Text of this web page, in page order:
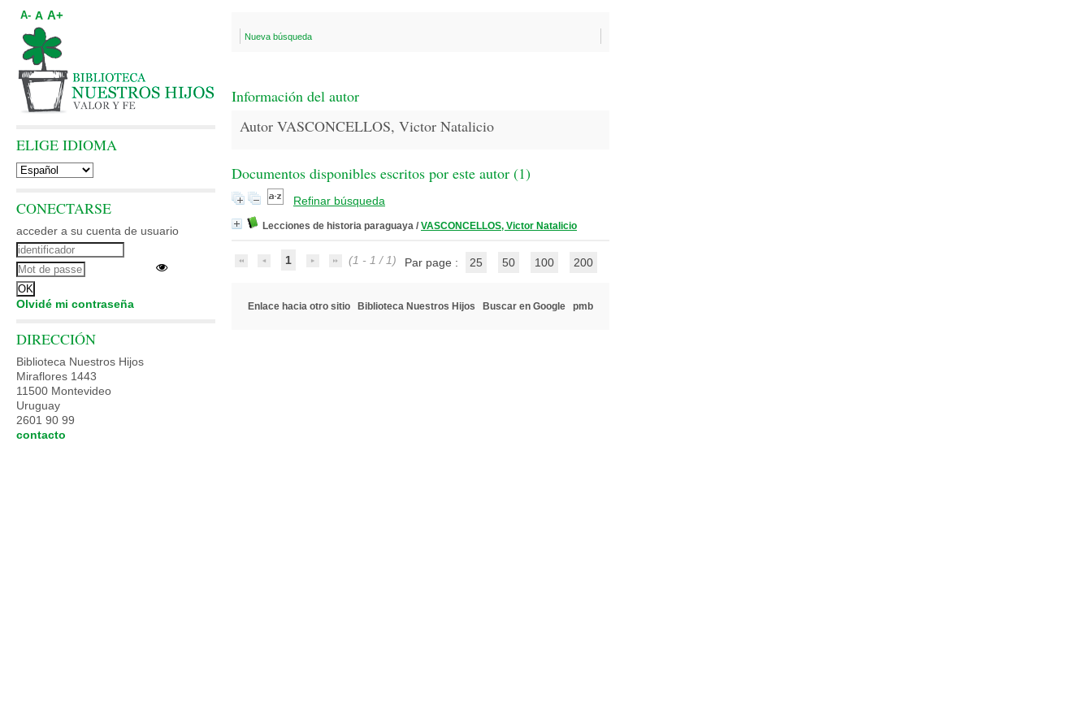
Nueva búsqueda
Información del autor
Autor VASCONCELLOS, Victor Natalicio
Documentos disponibles escritos por este autor (1)
Refinar búsqueda
Lecciones de historia paraguaya / VASCONCELLOS, Victor Natalicio
1 (1 - 1 / 1) Par page : 25 50 100 200
Enlace hacia otro sitio Biblioteca Nuestros Hijos Buscar en Google pmb
A- A A+
ELIGE IDIOMA
CONECTARSE
acceder a su cuenta de usuario
Olvidé mi contraseña
DIRECCIÓN
Biblioteca Nuestros Hijos
Miraflores 1443
11500 Montevideo
Uruguay
2601 90 99
contacto